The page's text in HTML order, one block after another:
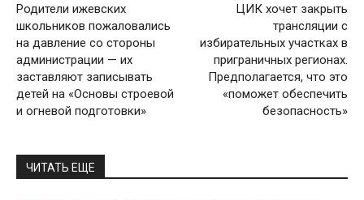
Родители ижевских
школьников пожаловались
на давление со стороны
администрации — их
заставляют записывать
детей на «Основы строевой
и огневой подготовки»
ЦИК хочет закрыть
трансляции с
избирательных участках в
приграничных регионах.
Предполагается, что это
«поможет обеспечить
безопасность»
ЧИТАТЬ ЕЩЕ